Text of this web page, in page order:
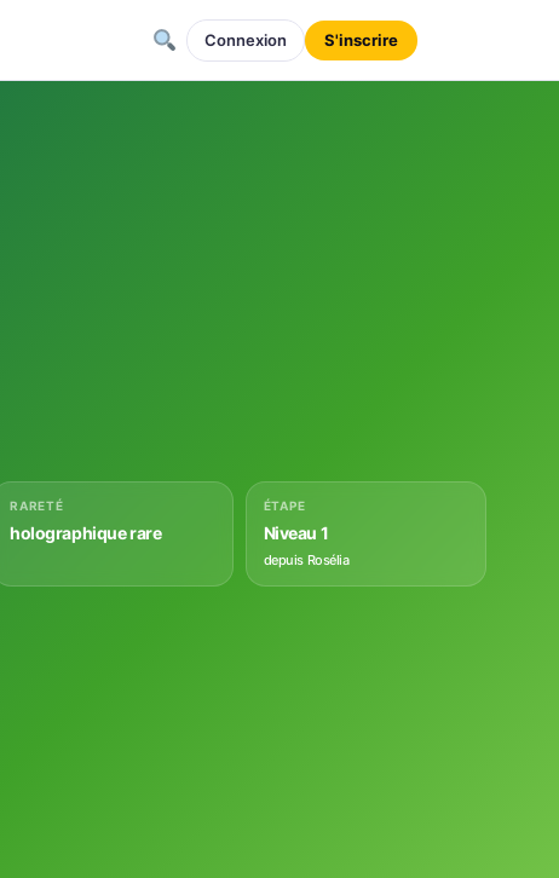
Connexion S'inscrire
RARETÉ
holographique rare
ÉTAPE
Niveau 1
depuis Rosélia